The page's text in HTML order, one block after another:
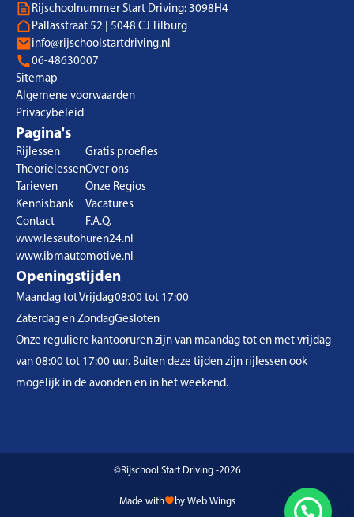
Rijschoolnummer Start Driving: 3098H4
Pallasstraat 52 | 5048 CJ Tilburg
info@rijschoolstartdriving.nl
06-48630007
Sitemap
Algemene voorwaarden
Privacybeleid
Pagina's
Rijlessen
Theorielessen
Tarieven
Kennisbank
Contact
Gratis proefles
Over ons
Onze Regios
Vacatures
F.A.Q.
www.lesautohuren24.nl
www.ibmautomotive.nl
Openingstijden
Maandag tot Vrijdag
Zaterdag en Zondag
08:00 tot 17:00
Gesloten
Onze reguliere kantooruren zijn van maandag tot en met vrijdag
van 08:00 tot 17:00 uur. Buiten deze tijden zijn rijlessen ook
mogelijk in de avonden en in het weekend.
©Rijschool Start Driving -2026
Made with by Web Wings